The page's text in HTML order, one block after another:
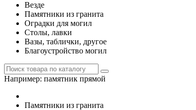
Везде
Памятники из гранита
Оградки для могил
Столы, лавки
Вазы, таблички, другое
Благоустройство могил
Например: памятник прямой
Памятники из гранита